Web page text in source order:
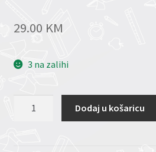
29.00 KM
3 na zalihi
DE
Dodaj u košaricu